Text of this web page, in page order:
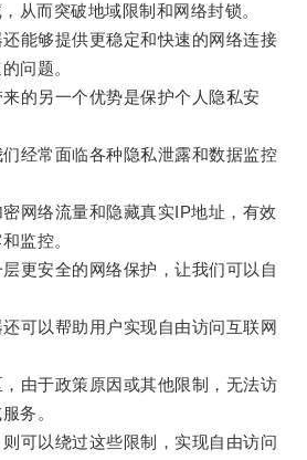
从而突破地域限制和网络封锁。
够提供更稳定和快速的网络连接
问题。
另一个优势是保护个人隐私安
常面临各种隐私泄露和数据监控
络流量和隐藏真实IP地址，有效
监控。
安全的网络保护，让我们可以自
以帮助用户实现自由访问互联网
于政策原因或其他限制，无法访
务。
以绕过这些限制，实现自由访问